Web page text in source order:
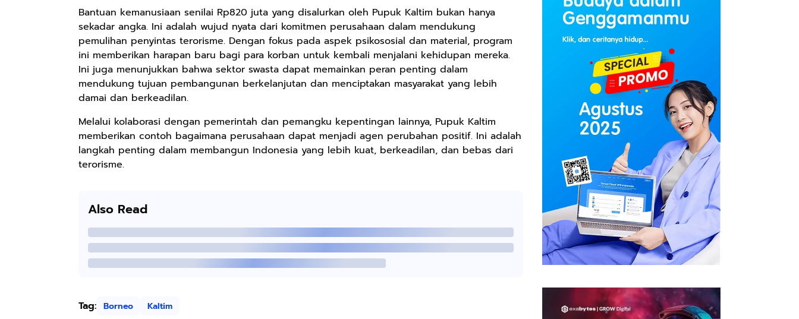
Bantuan kemanusiaan senilai Rp820 juta yang disalurkan oleh Pupuk Kaltim bukan hanya
sekadar angka. Ini adalah wujud nyata dari komitmen perusahaan dalam mendukung
pemulihan penyintas terorisme. Dengan fokus pada aspek psikososial dan material, program
ini memberikan harapan baru bagi para korban untuk kembali menjalani kehidupan mereka.
Ini juga menunjukkan bahwa sektor swasta dapat memainkan peran penting dalam
mendukung tujuan pembangunan berkelanjutan dan menciptakan masyarakat yang lebih
damai dan berkeadilan.
Melalui kolaborasi dengan pemerintah dan pemangku kepentingan lainnya, Pupuk Kaltim
memberikan contoh bagaimana perusahaan dapat menjadi agen perubahan positif. Ini adalah
langkah penting dalam membangun Indonesia yang lebih kuat, berkeadilan, dan bebas dari
terorisme.
Also Read
Tag: Borneo Kaltim